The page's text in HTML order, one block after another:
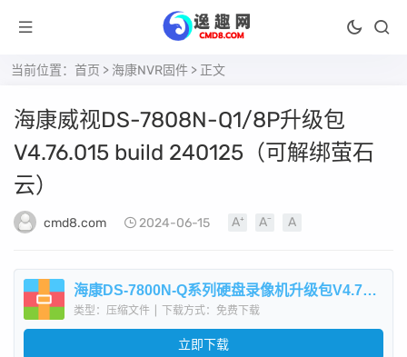
当前位置： 首页 > 海康NVR固件 > 正文
海康威视DS-7808N-Q1/8P升级包
V4.76.015 build 240125（可解绑萤石
云）
cmd8.com 2024-06-15
海康DS-7800N-Q系列硬盘录像机升级包V4.76.015 build 240125.zip
类型：压缩文件 下载方式：免费下载
立即下载